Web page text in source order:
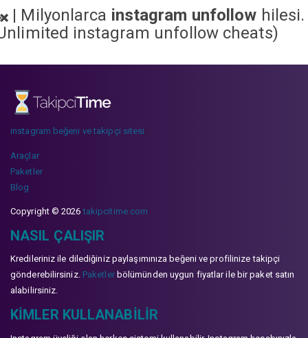
| Milyonlarca instagram unfollow hilesi.
instagram unfollow cheats)
instagram beğeni ve takipçi sitesi
Araçlar
Paketler
Blog
Copyright © 2026takipcitime.com
NASIL ÇALIŞIR
Kredileriniz ile dilediğiniz paylaşımınıza beğeni ve profilinize takipçi
gönderebilirsiniz. Paketlerbölümünden uygun fiyatlar ile bir paket satın
alabilirsiniz.
KIMLER KULLANABILIR